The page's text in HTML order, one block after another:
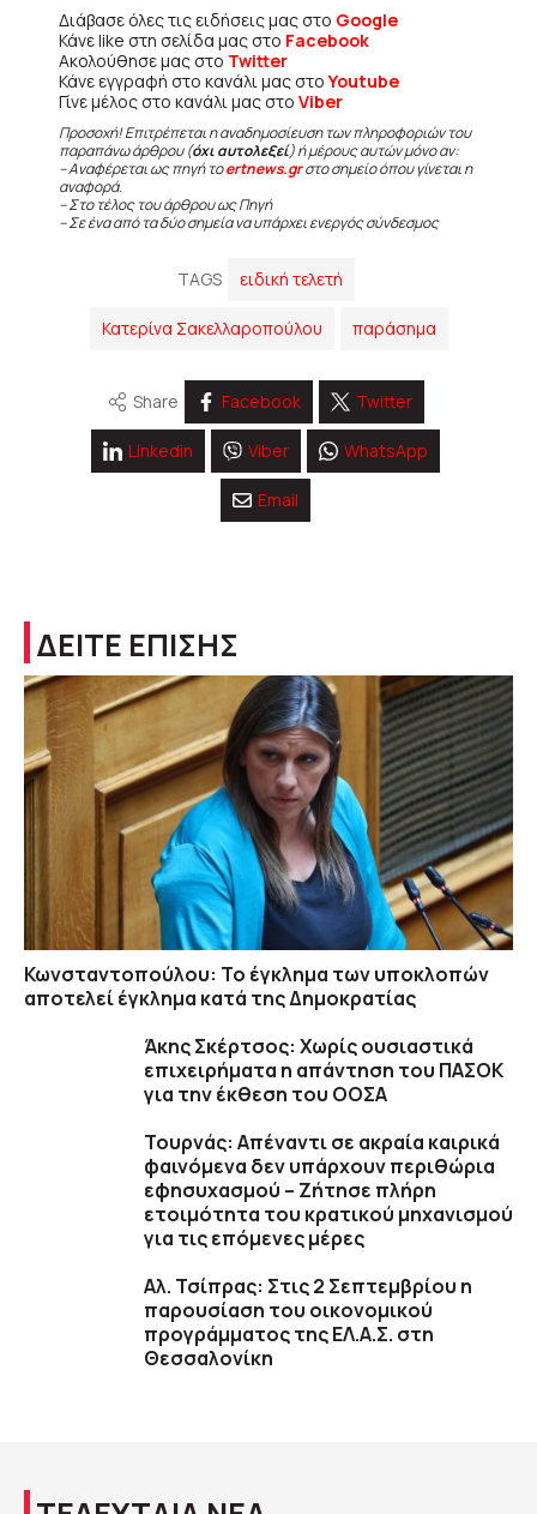
Διάβασε όλες τις ειδήσεις μας στο Google
Κάνε like στη σελίδα μας στο Facebook
Ακολούθησε μας στο Twitter
Κάνε εγγραφή στο κανάλι μας στοYoutube
Γίνε μέλος στο κανάλι μας στο Viber
Προσοχή! Επιτρέπεται η αναδημοσίευση των πληροφοριών του
παραπάνω άρθρου (όχι αυτολεξεί) ή μέρους αυτών μόνο αν:
– Αναφέρεται ως πηγή τοertnews.grστο σημείο όπου γίνεται η
αναφορά.
– Στο τέλος του άρθρου ως Πηγή
– Σε ένα από τα δύο σημεία να υπάρχει ενεργός σύνδεσμος
TAGS ειδική τελετή
Κατερίνα Σακελλαροπούλου παράσημα
Share Facebook Twitter
Linkedin Viber WhatsApp
Email
ΔΕΙΤΕ ΕΠΙΣΗΣ
Κωνσταντοπούλου: Το έγκλημα των υποκλοπών
αποτελεί έγκλημα κατά της Δημοκρατίας
Άκης Σκέρτσος: Χωρίς ουσιαστικά
επιχειρήματα η απάντηση του ΠΑΣΟΚ
για την έκθεση του ΟΟΣΑ
Τουρνάς: Απέναντι σε ακραία καιρικά
φαινόμενα δεν υπάρχουν περιθώρια
εφησυχασμού – Ζήτησε πλήρη
ετοιμότητα του κρατικού μηχανισμού
για τις επόμενες μέρες
Αλ. Τσίπρας: Στις 2 Σεπτεμβρίου η
παρουσίαση του οικονομικού
προγράμματος της ΕΛ.Α.Σ. στη
Θεσσαλονίκη